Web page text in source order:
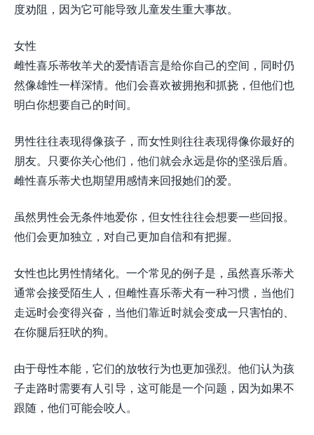
度劝阻，因为它可能导致儿童发生重大事故。
女性
雌性喜乐蒂牧羊犬的爱情语言是给你自己的空间，同时仍
然像雄性一样深情。他们会喜欢被拥抱和抓挠，但他们也
明白你想要自己的时间。
男性往往表现得像孩子，而女性则往往表现得像你最好的
朋友。只要你关心他们，他们就会永远是你的坚强后盾。
雌性喜乐蒂犬也期望用感情来回报她们的爱。
虽然男性会无条件地爱你，但女性往往会想要一些回报。
他们会更加独立，对自己更加自信和有把握。
女性也比男性情绪化。一个常见的例子是，虽然喜乐蒂犬
通常会接受陌生人，但雌性喜乐蒂犬有一种习惯，当他们
走远时会变得兴奋，当他们靠近时就会变成一只害怕的、
在你腿后狂吠的狗。
由于母性本能，它们的放牧行为也更加强烈。他们认为孩
子走路时需要有人引导，这可能是一个问题，因为如果不
跟随，他们可能会咬人。